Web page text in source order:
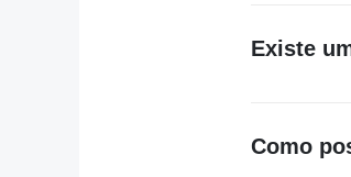
Existe
Como